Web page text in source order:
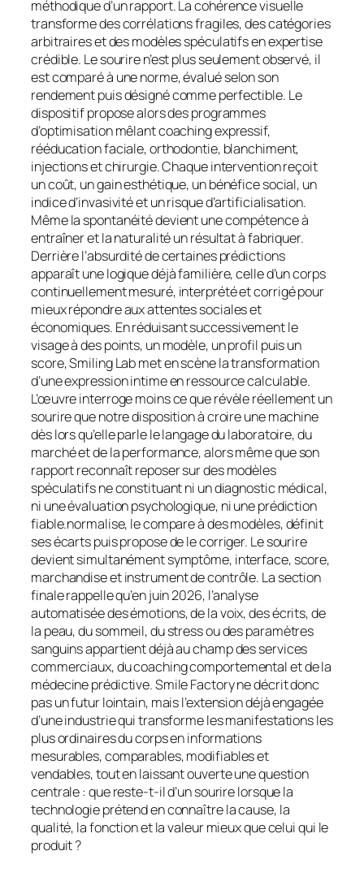
méthodique d’un rapport. La cohérence visuelle
transforme des corrélations fragiles, des catégories
arbitraires et des modèles spéculatifs en expertise
crédible. Le sourire n’est plus seulement observé, il
est comparé à une norme, évalué selon son
rendement puis désigné comme perfectible. Le
dispositif propose alors des programmes
d’optimisation mêlant coaching expressif,
rééducation faciale, orthodontie, blanchiment,
injections et chirurgie. Chaque intervention reçoit
un coût, un gain esthétique, un bénéfice social, un
indice d’invasivité et un risque d’artificialisation.
Même la spontanéité devient une compétence à
entraîner et la naturalité un résultat à fabriquer.
Derrière l’absurdité de certaines prédictions
apparaît une logique déjà familière, celle d’un corps
continuellement mesuré, interprété et corrigé pour
mieux répondre aux attentes sociales et
économiques. En réduisant successivement le
visage à des points, un modèle, un profil puis un
score, Smiling Lab met en scène la transformation
d’une expression intime en ressource calculable.
L’œuvre interroge moins ce que révèle réellement un
sourire que notre disposition à croire une machine
dès lors qu’elle parle le langage du laboratoire, du
marché et de la performance, alors même que son
rapport reconnaît reposer sur des modèles
spéculatifs ne constituant ni un diagnostic médical,
ni une évaluation psychologique, ni une prédiction
fiable.normalise, le compare à des modèles, définit
ses écarts puis propose de le corriger. Le sourire
devient simultanément symptôme, interface, score,
marchandise et instrument de contrôle. La section
finale rappelle qu’en juin 2026, l’analyse
automatisée des émotions, de la voix, des écrits, de
la peau, du sommeil, du stress ou des paramètres
sanguins appartient déjà au champ des services
commerciaux, du coaching comportemental et de la
médecine prédictive. Smile Factory ne décrit donc
pas un futur lointain, mais l’extension déjà engagée
d’une industrie qui transforme les manifestations les
plus ordinaires du corps en informations
mesurables, comparables, modifiables et
vendables, tout en laissant ouverte une question
centrale : que reste-t-il d’un sourire lorsque la
technologie prétend en connaître la cause, la
qualité, la fonction et la valeur mieux que celui qui le
produit ?